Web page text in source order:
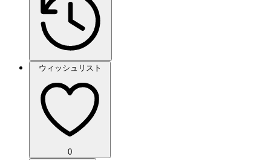
ウィッシュリスト
0